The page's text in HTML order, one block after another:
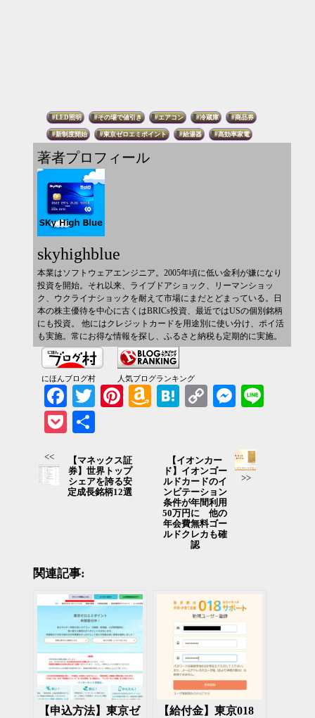
LED照明 その場で値引き エアコン 冷蔵庫 商品券
新制度開始 東京ゼロエミポイント 給湯器 高効率家電
著者プロフィール
skyhighblue
本業はソフトウェアエンジニア。2005年頃に低い金利が嫌になり
投資を開始。それ以来、ライブドアショック、リーマンショッ
ク、ウクライナショックを耐えて市場にまだとどまっている。日
本の株主優待を中心に古くはBRICs投資、最近ではUSの個別銘柄
にも投資。 他にはクレジットカードを用途別に使い分け、ポイ活
も実施。常にお得な情報を探し、ふるさと納税も定期的に実施。
にほんブログ村 人気ブログランキング
FacebookTwitter PinterestAmazonHatena
Copy
Messenger
Pocket
<<
【マネックス証
券】世界トップ
シェアを誇る安
定成長銘柄12選
【イオンカー
ド】イオンゴー
ルドカードのイ
ンビテーション
条件が年間利用
50万円に 他の
年会費無料ゴー
ルドクレカも確
認
>>
関連記事:
【申込方法】東京ゼ
【給付金】東京018